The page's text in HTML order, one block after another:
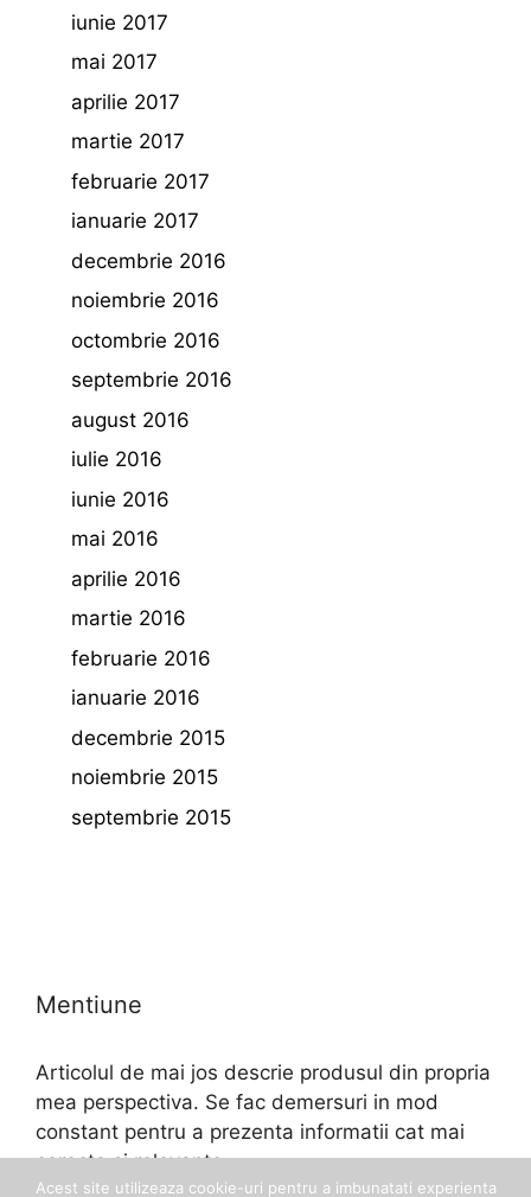
iunie 2017
mai 2017
aprilie 2017
martie 2017
februarie 2017
ianuarie 2017
decembrie 2016
noiembrie 2016
octombrie 2016
septembrie 2016
august 2016
iulie 2016
iunie 2016
mai 2016
aprilie 2016
martie 2016
februarie 2016
ianuarie 2016
decembrie 2015
noiembrie 2015
septembrie 2015
Mentiune
Articolul de mai jos descrie produsul din propria
mea perspectiva. Se fac demersuri in mod
constant pentru a prezenta informatii cat mai
corecte si relevante.
Acest site utilizeaza cookie-uri pentru a imbunatati experienta